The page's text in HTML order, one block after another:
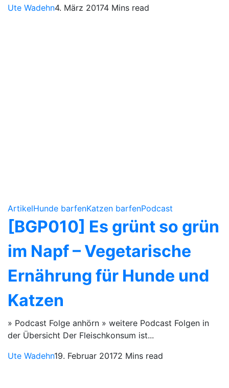
Ute Wadehn4. März 20174 Mins read
ArtikelHunde barfenKatzen barfenPodcast
[BGP010] Es grünt so grün
im Napf – Vegetarische
Ernährung für Hunde und
Katzen
» Podcast Folge anhörn » weitere Podcast Folgen in
der Übersicht Der Fleischkonsum ist...
Ute Wadehn19. Februar 20172 Mins read